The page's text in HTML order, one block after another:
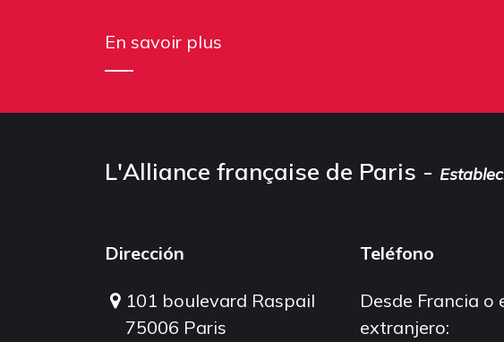
En savoir plus
L'Alliance française de Paris -
Dirección
101 boulevard Raspail
75006 Paris
Teléfono
Desde Francia o
extranjero: